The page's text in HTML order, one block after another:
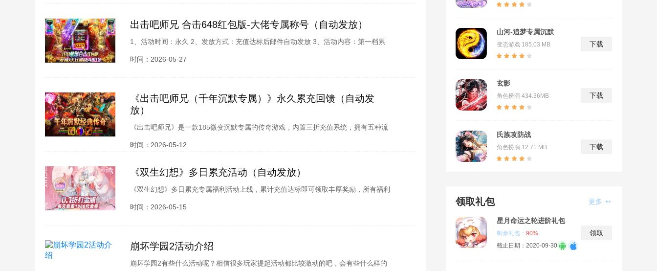
出击吧师兄 合击648红包版-大佬专属称号（自动发放）
1、活动时间：永久 2、发放方式：充值达标后邮件自动发放 3、活动内容：第一档累
充2000称号属性：血量增幅+12%、攻魔道+12%、双防加成+12%、PK增伤+5%第二
时间：2026-05-27
《出击吧师兄（千年沉默专属）》永久累充回馈（自动发
放）
《出击吧师兄》是一款185微变沉默专属的传奇游戏，内置三折充值系统，拥有五种流
派可自由切换流派，沉默专属传奇的经典玩法，快来邀请兄弟一起重聚热血，尽情体验
时间：2026-05-12
《双生幻想》多日累充活动（自动发放）
《双生幻想》多日累充专属福利活动上线，累计充值达标即可领取丰厚奖励，所有福利
全程自动发放，包含高阶探员、海量养成材料、稀有道具等，助力快速提升战力，轻松
时间：2026-05-15
崩坏学园2活动介绍
崩坏学园2有些什么活动呢？相信很多玩家提起活动都比较激动的吧，会有些什么样的
山河-追梦专属沉默
变态游戏 185.03 MB 下载
玄影
角色扮演 434.36MB 下载
氏族攻防战
角色扮演 12.71 MB 下载
领取礼包 更多
星月命运之轮进阶礼包
剩余礼包： 90%
截止日期：2020-09-30
领取